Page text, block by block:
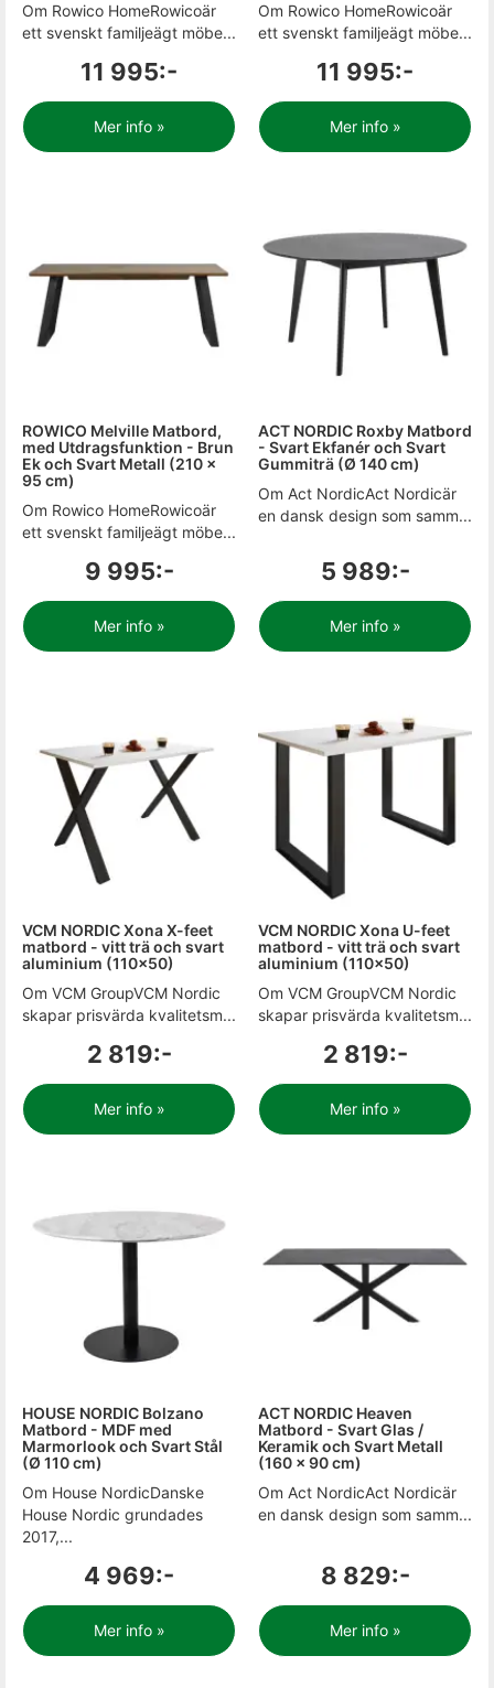
Om Rowico HomeRowicoär
ett svenskt familjeägt möbe...
11 995:-
Mer info »
Om Rowico HomeRowicoär
ett svenskt familjeägt möbe...
11 995:-
Mer info »
ROWICO Melville Matbord,
med Utdragsfunktion - Brun
Ek och Svart Metall (210 x
95 cm)
Om Rowico HomeRowicoär
ett svenskt familjeägt möbe...
9 995:-
Mer info »
ACT NORDIC Roxby Matbord
- Svart Ekfanér och Svart
Gummiträ (Ø 140 cm)
Om Act NordicAct Nordicär
en dansk design som samm...
5 989:-
Mer info »
VCM NORDIC Xona X-feet
matbord - vitt trä och svart
aluminium (110x50)
Om VCM GroupVCM Nordic
skapar prisvärda kvalitetsm...
2 819:-
Mer info »
VCM NORDIC Xona U-feet
matbord - vitt trä och svart
aluminium (110x50)
Om VCM GroupVCM Nordic
skapar prisvärda kvalitetsm...
2 819:-
Mer info »
HOUSE NORDIC Bolzano
Matbord - MDF med
Marmorlook och Svart Stål
(Ø 110 cm)
Om House NordicDanske
House Nordic grundades
2017,...
4 969:-
Mer info »
ACT NORDIC Heaven
Matbord - Svart Glas /
Keramik och Svart Metall
(160 x 90 cm)
Om Act NordicAct Nordicär
en dansk design som samm...
8 829:-
Mer info »